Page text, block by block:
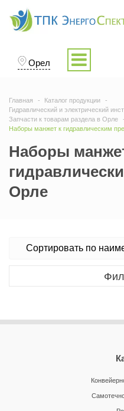
Орел
Главная
Каталог продукции
Гидравлический и электрический
Запчасти к товарам раздела в Орле
Наборы манжет к гидравлическим
Наборы
Орле